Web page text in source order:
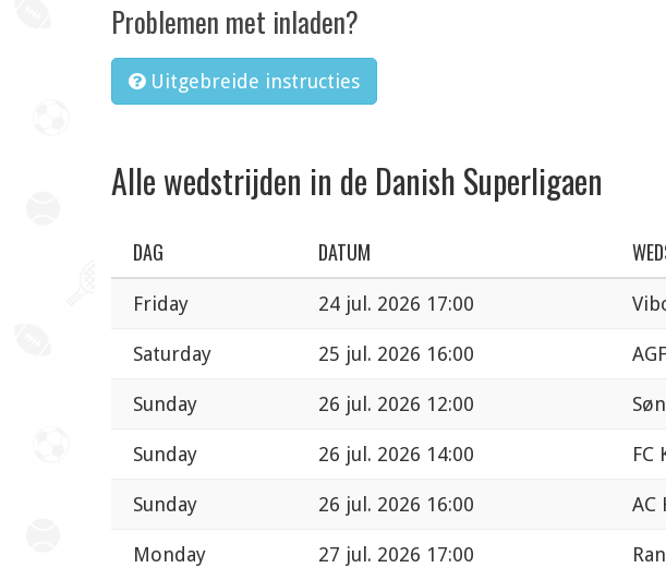
Problemen met inladen?
Uitgebreide instructies
Alle wedstrijden in de Danish Superligaen
DAG DATUM
Friday 24 jul. 2026 17:00
Saturday 25 jul. 2026 16:00
Sunday 26 jul. 2026 12:00
Sunday 26 jul. 2026 14:00 FC
Sunday 26 jul. 2026 16:00 AC
Monday 27 jul. 2026 17:00